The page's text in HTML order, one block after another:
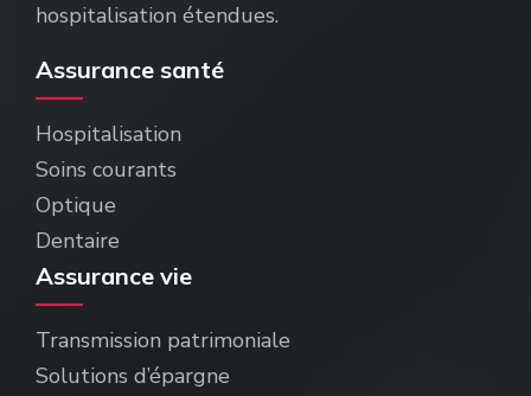
hospitalisation étendues.
Assurance santé
Hospitalisation
Soins courants
Optique
Dentaire
Assurance vie
Transmission patrimoniale
Solutions d’épargne